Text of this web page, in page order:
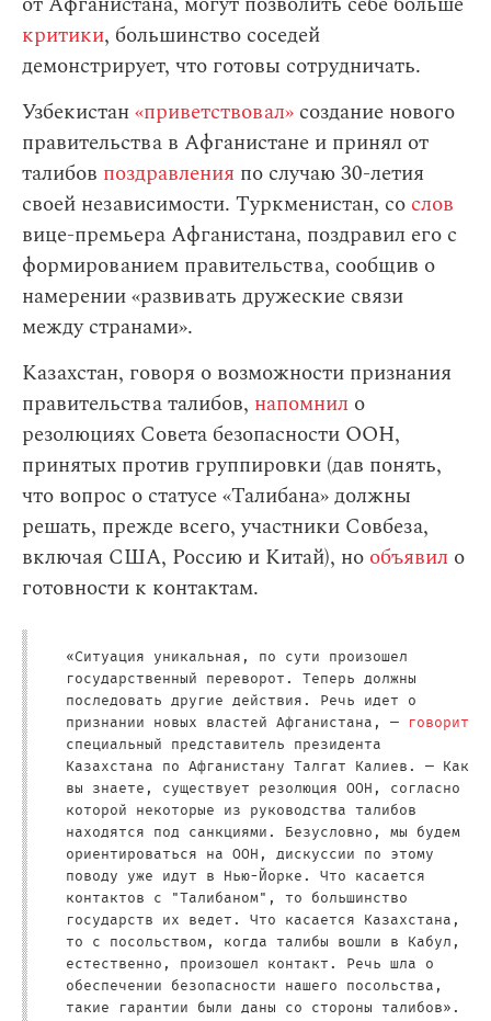
критики, большинство соседей
демонстрирует, что готовы сотрудничать.
Узбекистан«приветствовал» создание нового
правительства в Афганистане и принял от
талибов поздравления по случаю 30-летия
своей независимости. Туркменистан, со слов
вице-премьера Афганистана, поздравил его с
формированием правительства, сообщив о
намерении «развивать дружеские связи
между странами».
Казахстан, говоря о возможности признания
правительства талибов, напомнил о
резолюциях Совета безопасности ООН,
принятых против группировки (дав понять,
что вопрос о статусе «Талибана» должны
решать, прежде всего, участники Совбеза,
включая США, Россию и Китай), но объявил о
готовности к контактам.
«Ситуация уникальная, по сути произошел
государственный переворот. Теперь должны
последовать другие действия. Речь идет о
признании новых властей Афганистана, — говорит
специальный представитель президента
Казахстана по Афганистану Талгат Калиев. — Как
вы знаете, существует резолюция ООН, согласно
которой некоторые из руководства талибов
находятся под санкциями. Безусловно, мы будем
ориентироваться на ООН, дискуссии по этому
поводу уже идут в Нью-Йорке. Что касается
контактов с "Талибаном", то большинство
государств их ведет. Что касается Казахстана,
то с посольством, когда талибы вошли в Кабул,
естественно, произошел контакт. Речь шла о
обеспечении безопасности нашего посольства,
такие гарантии были даны со стороны талибов».